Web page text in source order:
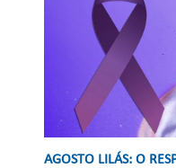
AGOSTO LILÁS: O